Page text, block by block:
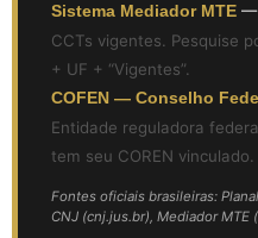
Sistema Mediador MTE —
CCTs vigentes. Pesquise
+ UF + “Vigentes”.
COFEN — Conselho
Entidade reguladora
tem seu COREN vinculado.
Fontes oficiais brasileiras:
CNJ (cnj.jus.br), Mediador MTE